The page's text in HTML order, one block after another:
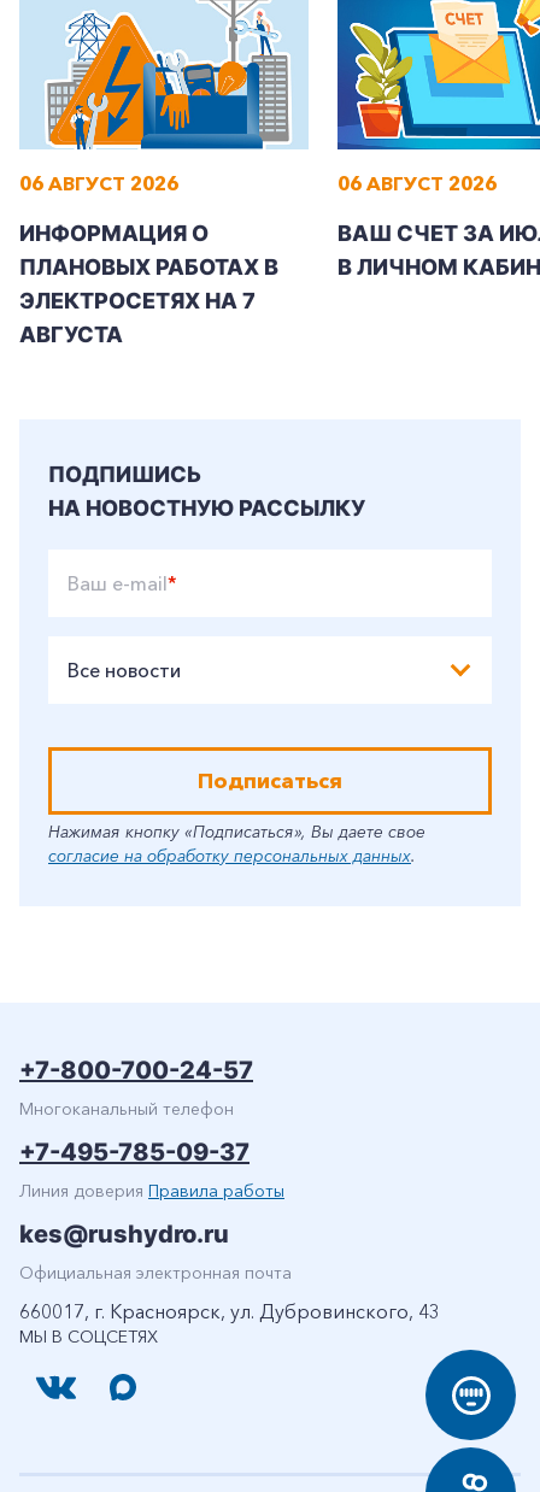
06 АВГУСТ 2026
ИНФОРМАЦИЯ О
ПЛАНОВЫХ РАБОТАХ В
ЭЛЕКТРОСЕТЯХ НА 7
АВГУСТА
06 АВГУСТ 2026
ВАШ СЧЕТ ЗА
В ЛИЧНОМ
ПОДПИШИСЬ
НА НОВОСТНУЮ РАССЫЛКУ
Ваш e-mail*
Все новости
Подписаться
Нажимая кнопку «Подписаться», Вы даете свое
согласие на обработку персональных данных.
МЫ В СОЦСЕТЯХ
+7-800-700-24-57
Многоканальный телефон
+7-495-785-09-37
Линия доверия Правила работы
kes@rushydro.ru
Официальная электронная почта
660017, г. Красноярск, ул. Дубровинского, 43